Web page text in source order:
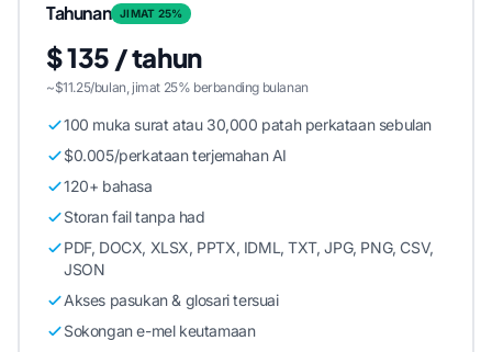
Tahunan JIMAT 25%
$ 135 / tahun
~$11.25/bulan, jimat 25% berbanding bulanan
100 muka surat atau 30,000 patah perkataan sebulan
$0.005/perkataan terjemahan AI
120+ bahasa
Storan fail tanpa had
PDF, DOCX, XLSX, PPTX, IDML, TXT, JPG, PNG, CSV,
JSON
Akses pasukan & glosari tersuai
Sokongan e-mel keutamaan